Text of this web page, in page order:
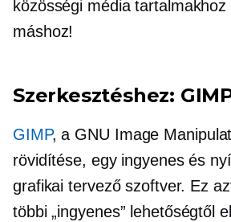
közösségi média
máshoz!
Szerkesztéshez:
GIMP, a GNU Image
rövidítése, egy ingyenes és
grafikai tervező szoftver. Ez
többi „ingyenes” lehetőségtől